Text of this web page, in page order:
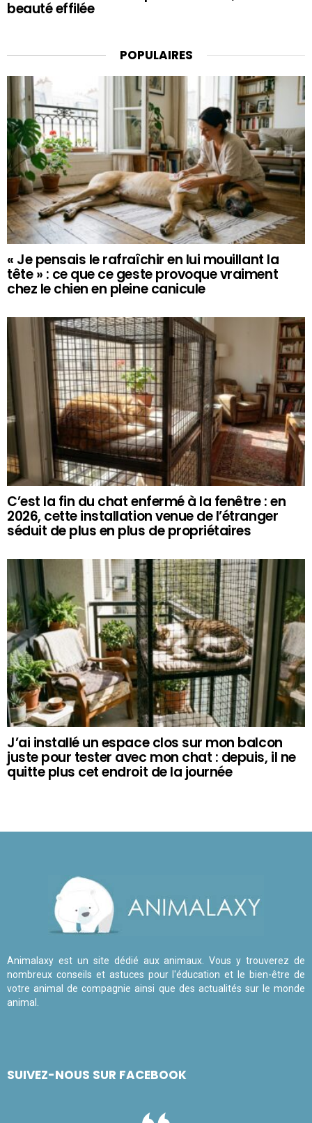
beauté effilée
POPULAIRES
« Je pensais le rafraîchir en lui mouillant la
tête » : ce que ce geste provoque vraiment
chez le chien en pleine canicule
C’est la fin du chat enfermé à la fenêtre : en
2026, cette installation venue de l’étranger
séduit de plus en plus de propriétaires
J’ai installé un espace clos sur mon balcon
juste pour tester avec mon chat : depuis, il ne
quitte plus cet endroit de la journée
Animalaxy est un site dédié aux animaux. Vous y trouverez de
nombreux conseils et astuces pour l'éducation et le bien-être de
votre animal de compagnie ainsi que des actualités sur le monde
animal.
SUIVEZ-NOUS SUR FACEBOOK